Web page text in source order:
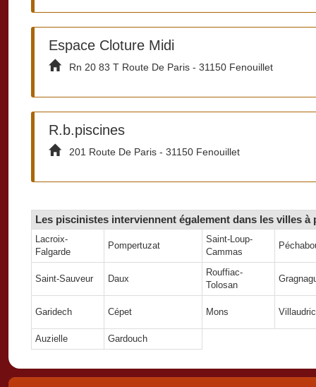
Espace Cloture Midi
Rn 20 83 T Route De Paris - 31150 Fenouillet
R.b.piscines
201 Route De Paris - 31150 Fenouillet
Les piscinistes interviennent également dans les villes
Lacroix-
Falgarde
Pompertuzat
Saint-Loup-
Cammas
Saint-Sauveur Daux
Rouffiac-
Tolosan
Garidech Cépet Mons Villaudric
Auzielle Gardouch